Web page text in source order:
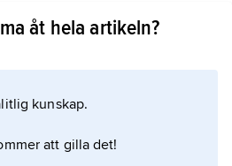
(S). Dess prestanda
Gripen är också
flygbassystemet,
åt hela artikeln?
kunskap.
att gilla det!